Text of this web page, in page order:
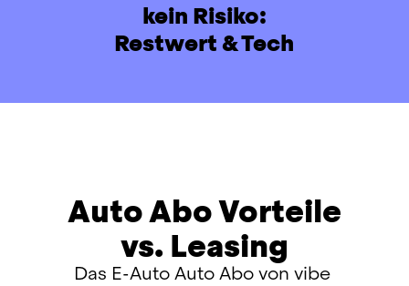
kein Risiko:
Restwert & Tech
Auto Abo Vorteile
vs. Leasing
Das E-Auto Auto Abo von vibe